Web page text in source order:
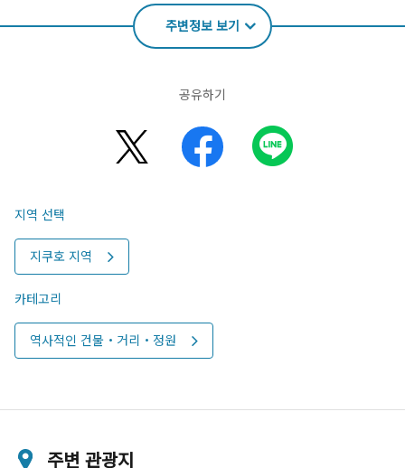
주변정보 보기
공유하기
지역 선택
지쿠호 지역
카테고리
역사적인 건물・거리・정원
주변 관광지